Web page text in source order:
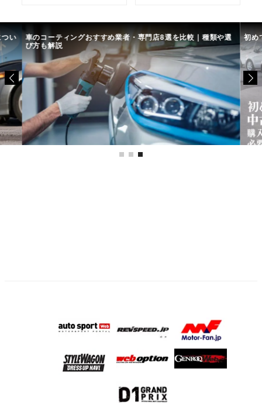
い 車のコーティングおすすめ業者・専門店8選を比較｜種類や選
び方も解説
初め